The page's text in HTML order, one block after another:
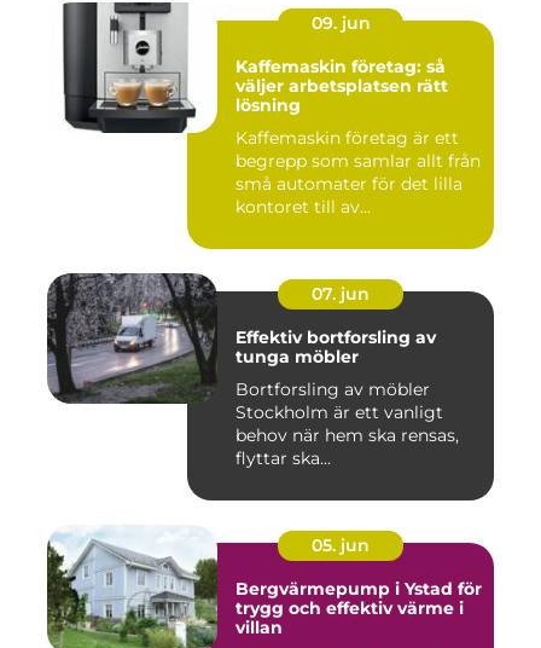
09. jun
Kaffemaskin företag: så
väljer arbetsplatsen rätt
lösning
Kaffemaskin företag är ett
begrepp som samlar allt från
små automater för det lilla
kontoret till av...
07. jun
Effektiv bortforsling av
tunga möbler
Bortforsling av möbler
Stockholm är ett vanligt
behov när hem ska rensas,
flyttar ska...
05. jun
Bergvärmepump i Ystad för
trygg och effektiv värme i
villan